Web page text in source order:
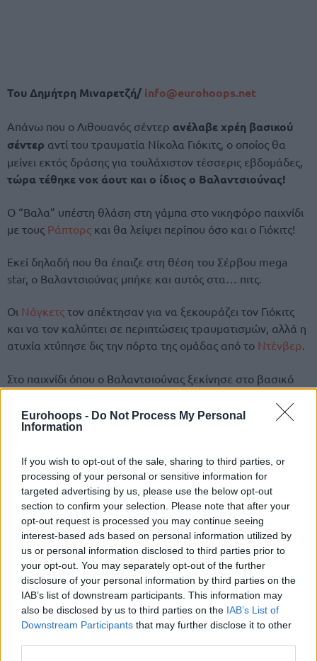
Eurohoops - Do Not Process My Personal
Information
If you wish to opt-out of the sale, sharing to third parties, or
processing of your personal or sensitive information for
targeted advertising by us, please use the below opt-out
section to confirm your selection. Please note that after your
opt-out request is processed you may continue seeing
interest-based ads based on personal information utilized by
us or personal information disclosed to third parties prior to
your opt-out. You may separately opt-out of the further
disclosure of your personal information by third parties on the
IAB’s list of downstream participants. This information may
also be disclosed by us to third parties on the IAB’s List of
Downstream Participants that may further disclose it to other
Του Δημήτρη Μιναρετζή/ info@eurohoops.net
Απάνω που ο Λιθουανός σέντερ ανέλαβε χρέη βασικού
σέντερ αντί του τραυματία Νίκολα Γιόκιτς, ο οποίος θα
μείνει εκτός δράσης για τουλάχιστον τέσσερις εβδομάδες,
τώρα τέθηκε νοκ άουτ και ο ίδιος ο Βαλαντσιούνας!
Ο “Βαλα” υπέστη θλάση στη γάμπα στο νικηφόρο παιχνίδι
με τους Ράπτορς και θα λείψει περίπου όσο και ο Γιόκιτς!
Εκεί δηλαδή που θα έπαιζε στη θέση του Σέρβου mega
star, ο Βαλαντσιούνας μπήκε και αυτός στα… πιτς.
Οι Νάγκετς τον απέκτησαν για να ξεκουράζει τον Γιόκιτς
και να τον καλύπτει σε περιπτώσεις τραυματισμών, αλλά η
ατυχία χτύπησε δις την πόρτα της ομάδας από το Ντένβερ.
Στο παιχνίδι όπου ο Βαλαντσιούνας ξεκίνησε στο βασικό
τέσσερις ασίστ και τρία μπλοκ – όλα season high – όπως
και τα 23 λεπτά συμμετοχής.